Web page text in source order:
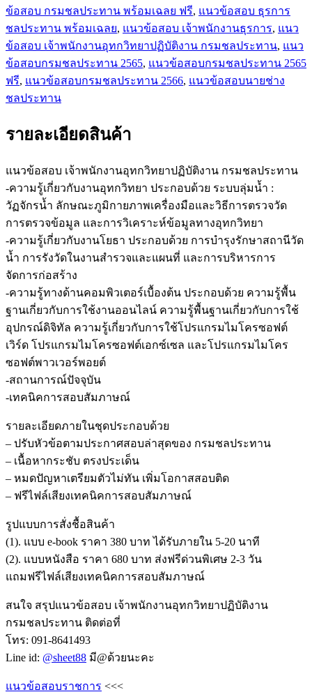
ข้อสอบ กรมชลประทาน พร้อมเฉลย ฟรี, แนวข้อสอบ ธุรการ
ชลประทาน พร้อมเฉลย, แนวข้อสอบ เจ้าพนักงานธุรการ, แนว
ข้อสอบ เจ้าพนักงานอุทกวิทยาปฏิบัติงาน กรมชลประทาน, แนว
ข้อสอบกรมชลประทาน 2565, แนวข้อสอบกรมชลประทาน 2565
ฟรี, แนวข้อสอบกรมชลประทาน 2566, แนวข้อสอบนายช่าง
ชลประทาน
รายละเอียดสินค้า
แนวข้อสอบ เจ้าพนักงานอุทกวิทยาปฏิบัติงาน กรมชลประทาน
-ความรู้เกี่ยวกับงานอุทกวิทยา ประกอบด้วย ระบบลุ่มน้ำ :
วัฏจักรน้ำ ลักษณะภูมิกายภาพเครื่องมือและวิธีการตรวจวัด
การตรวจข้อมูล และการวิเคราะห์ข้อมูลทางอุทกวิทยา
-ความรู้เกี่ยวกับงานโยธา ประกอบด้วย การบำรุงรักษาสถานีวัด
น้ำ การรังวัดในงานสำรวจและแผนที่ และการบริหารการ
จัดการก่อสร้าง
-ความรู้ทางด้านคอมพิวเตอร์เบื้องต้น ประกอบด้วย ความรู้พื้น
ฐานเกี่ยวกับการใช้งานออนไลน์ ความรู้พื้นฐานเกี่ยวกับการใช้
อุปกรณ์ดิจิทัล ความรู้เกี่ยวกับการใช้โปรแกรมไมโครซอฟต์
เวิร์ด โปรแกรมไมโครซอฟต์เอกซ์เซล และโปรแกรมไมโคร
ซอฟต์พาวเวอร์พอยต์
-สถานการณ์ปัจจุบัน
-เทคนิคการสอบสัมภาษณ์
รายละเอียดภายในชุดประกอบด้วย
– ปรับหัวข้อตามประกาศสอบล่าสุดของ กรมชลประทาน
– เนื้อหากระชับ ตรงประเด็น
– หมดปัญหาเตรียมตัวไม่ทัน เพิ่มโอกาสสอบติด
– ฟรีไฟล์เสียงเทคนิคการสอบสัมภาษณ์
รูปแบบการสั่งชื้อสินค้า
(1). แบบ e-book ราคา 380 บาท ได้รับภายใน 5-20 นาที
(2). แบบหนังสือ ราคา 680 บาท ส่งฟรีด่วนพิเศษ 2-3 วัน
แถมฟรีไฟล์เสียงเทคนิคการสอบสัมภาษณ์
สนใจ สรุปแนวข้อสอบ เจ้าพนักงานอุทกวิทยาปฏิบัติงาน
กรมชลประทาน ติดต่อที่
โทร: 091-8641493
Line id: @sheet88 มี@ด้วยนะคะ
แนวข้อสอบราชการ <<<